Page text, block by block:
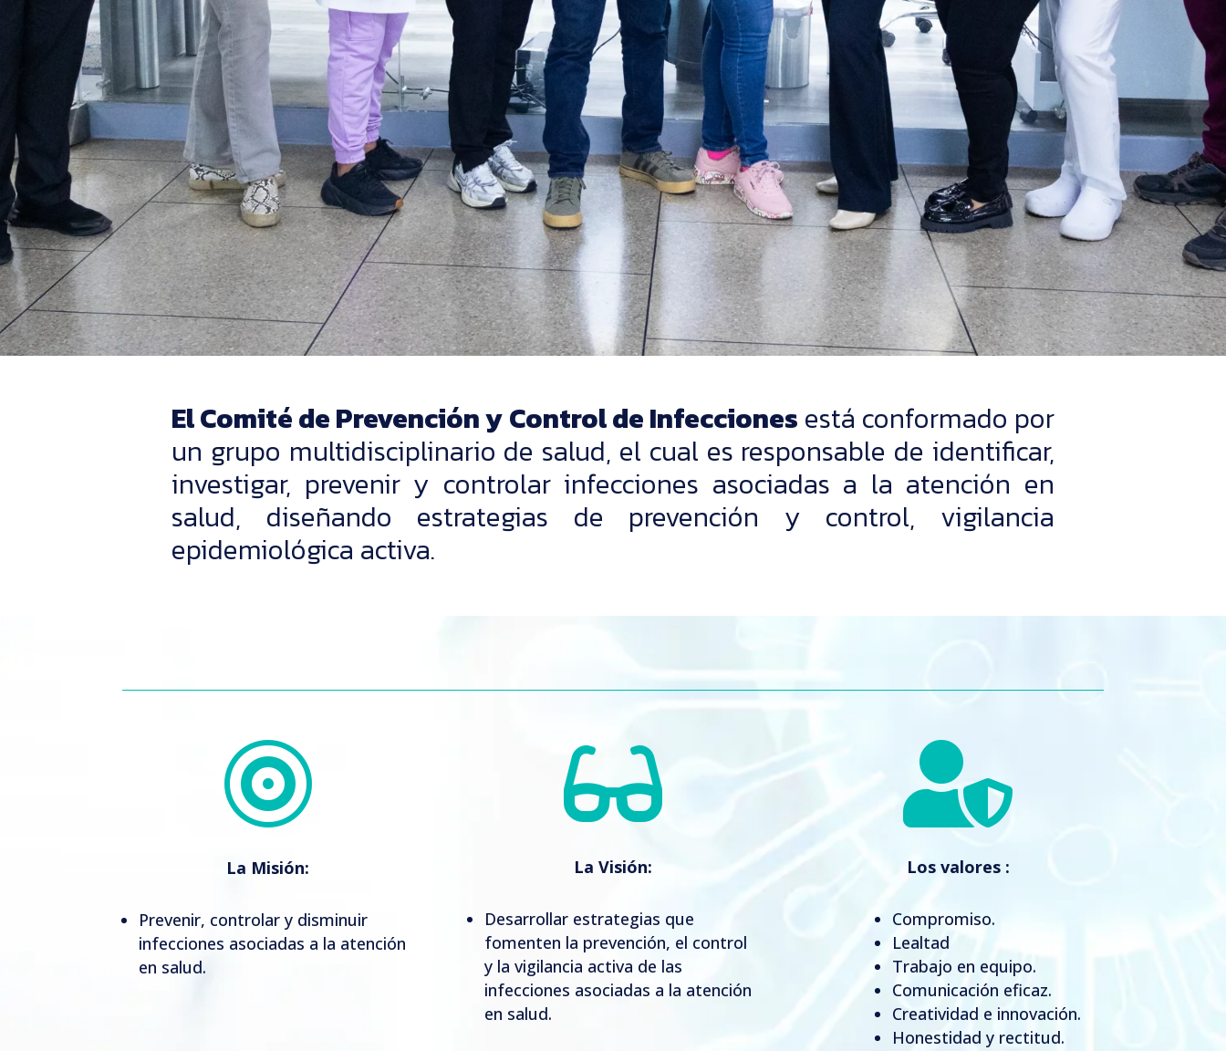
El Comité de Prevención y Control de Infecciones está conformado por
un grupo multidisciplinario de salud, el cual es responsable de identificar,
investigar, prevenir y controlar infecciones asociadas a la atención en
salud, diseñando estrategias de prevención y control, vigilancia
epidemiológica activa.

La Misión:
Prevenir, controlar y disminuir
infecciones asociadas a la atención
en salud.

La Visión:
Desarrollar estrategias que
fomenten la prevención, el control
y la vigilancia activa de las
infecciones asociadas a la atención
en salud.

Los valores :
Compromiso.
Lealtad
Trabajo en equipo.
Comunicación eficaz.
Creatividad e innovación.
Honestidad y rectitud.